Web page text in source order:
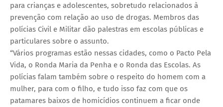
para crianças e adolescentes, sobretudo relacionados à
prevenção com relação ao uso de drogas. Membros das
polícias Civil e Militar dão palestras em escolas públicas e
particulares sobre o assunto.
“Vários programas estão nessas cidades, como o Pacto Pela
Vida, o Ronda Maria da Penha e o Ronda das Escolas. As
polícias falam também sobre o respeito do homem com a
mulher, para com o filho, e tudo isso faz com que os
patamares baixos de homicídios continuem a ficar onde